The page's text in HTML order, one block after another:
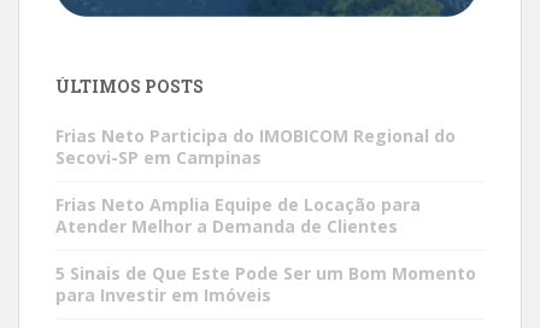
ÚLTIMOS POSTS
Frias Neto Participa do IMOBICOM Regional do
Secovi-SP em Campinas
Frias Neto Amplia Equipe de Locação para
Atender Melhor a Demanda de Clientes
5 Sinais de Que Este Pode Ser um Bom Momento
para Investir em Imóveis